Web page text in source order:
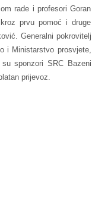
rade i profesori Goran
prvu pomoć i druge
Generalni pokrovitelj
i Ministarstvo prosvjete,
sponzori SRC Bazeni
prijevoz.